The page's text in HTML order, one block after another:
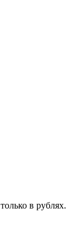
в рублях.